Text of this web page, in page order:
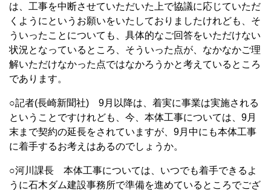
は、工事を中断させていただいた上で協議に応じていただ
くようにというお願いをいたしておりましたけれども、そ
ういったことについても、具体的なご回答をいただけない
状況となっているところ、そういった点が、なかなかご理
解いただけなかった点ではなかろうかと考えているところ
であります。
○記者(長崎新聞社) 9月以降は、着実に事業は実施される
ということですけれども、今、本体工事については、9月
末まで契約の延長をされていますが、9月中にも本体工事
に着手するお考えはあるのでしょうか。
○河川課長 本体工事については、いつでも着手できるよ
うに石木ダム建設事務所で準備を進めているところでござ